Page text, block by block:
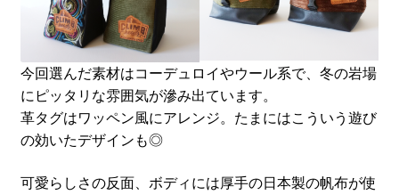
今回選んだ素材はコーデュロイやウール系で、冬の岩場
にピッタリな雰囲気が滲み出ています。
革タグはワッペン風にアレンジ。たまにはこういう遊び
の効いたデザインも◎
可愛らしさの反面、ボディには厚手の日本製の帆布が使